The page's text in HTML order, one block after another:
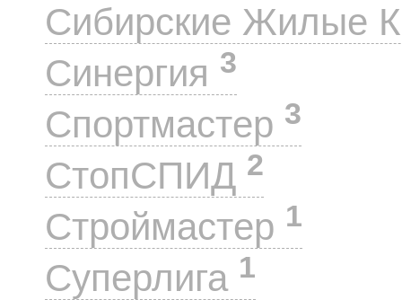
Сибирские Жилые
Синергия 3
Спортмастер 3
СтопСПИД 2
Строймастер 1
Суперлига 1